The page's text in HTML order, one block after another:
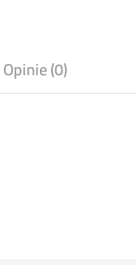
Opinie (0)